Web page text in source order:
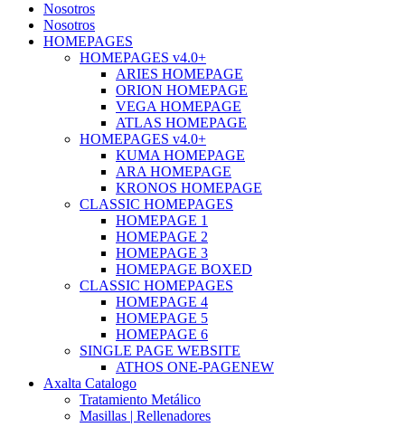
Nosotros
Nosotros
HOMEPAGES
HOMEPAGES v4.0+
ARIES HOMEPAGE
ORION HOMEPAGE
VEGA HOMEPAGE
ATLAS HOMEPAGE
HOMEPAGES v4.0+
KUMA HOMEPAGE
ARA HOMEPAGE
KRONOS HOMEPAGE
CLASSIC HOMEPAGES
HOMEPAGE 1
HOMEPAGE 2
HOMEPAGE 3
HOMEPAGE BOXED
CLASSIC HOMEPAGES
HOMEPAGE 4
HOMEPAGE 5
HOMEPAGE 6
SINGLE PAGE WEBSITE
ATHOS ONE-PAGENEW
Axalta Catalogo
Tratamiento Metálico
Masillas | Rellenadores